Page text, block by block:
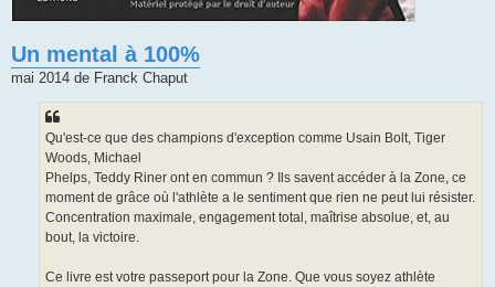
Un mental à 100%
mai 2014 de Franck Chaput
Qu'est-ce que des champions d'exception comme Usain Bolt, Tiger
Woods, Michael
Phelps, Teddy Riner ont en commun ? Ils savent accéder à la Zone, ce
moment de grâce où l'athlète a le sentiment que rien ne peut lui résister.
Concentration maximale, engagement total, maîtrise absolue, et, au
bout, la victoire.
Ce livre est votre passeport pour la Zone. Que vous soyez athlète